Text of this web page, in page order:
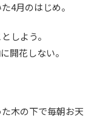
4月のはじめ。
しよう。
開花しない。
木の下で毎朝お天